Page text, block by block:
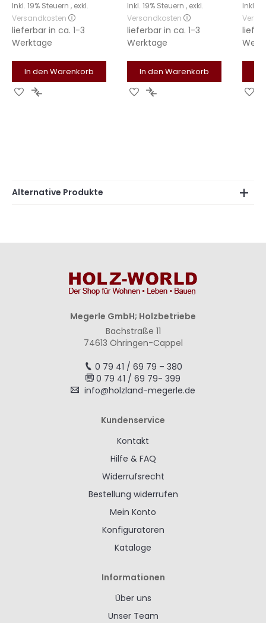
Inkl. 19% Steuern , exkl.
Versandkosten
lieferbar in ca. 1-3
Werktage
In den Warenkorb
Zur Zur
Inkl. 19% Steuern , exkl.
Versandkosten
lieferbar in ca. 1-3
Werktage
In den Warenkorb
Zur Zur
Inkl.
Alternative Produkte
Megerle GmbH; Holzbetriebe
Bachstraße 11
74613 Öhringen-Cappel
0 79 41 / 69 79 – 380
0 79 41 / 69 79- 399
info@holzland-megerle.de
Kundenservice
Kontakt
Hilfe & FAQ
Widerrufsrecht
Bestellung widerrufen
Mein Konto
Konfiguratoren
Kataloge
Informationen
Über uns
Unser Team